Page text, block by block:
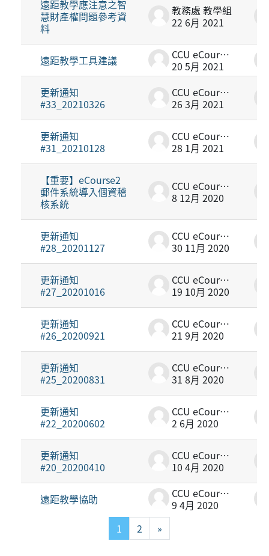
遠距教學應注意之智
慧財產權問題參考資
料
教務處 教學組
22 6月 2021
遠距教學工具建議
CCU eCourse2
20 5月 2021
更新通知
#33_20210326
CCU eCourse2
26 3月 2021
更新通知
#31_20210128
CCU eCourse2
28 1月 2021
【重要】eCourse2
郵件系統導入個資稽
核系統
CCU eCourse2
8 12月 2020
更新通知
#28_20201127
CCU eCourse2
30 11月 2020
更新通知
#27_20201016
CCU eCourse2
19 10月 2020
更新通知
#26_20200921
CCU eCourse2
21 9月 2020
更新通知
#25_20200831
CCU eCourse2
31 8月 2020
更新通知
#22_20200602
CCU eCourse2
2 6月 2020
更新通知
#20_20200410
CCU eCourse2
10 4月 2020
遠距教學協助
CCU eCourse2
9 4月 2020
1第 1 頁
2第 2 頁
»下一頁